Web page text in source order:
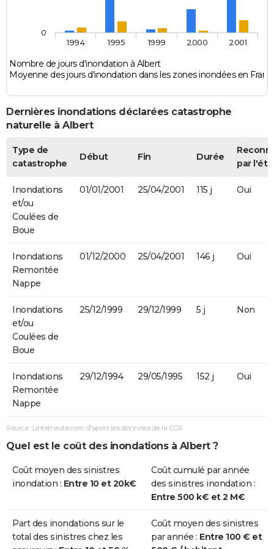
Nombre de jours d'inondation à Albert
Moyenne des jours d'inondation dans les zones inondées en
1994 1995 1999 2000 2001
0
Dernières inondations déclarées catastrophe
naturelle à Albert
Type de
catastrophe
Début Fin Durée
par
Inondations
et/ou
Coulées de
Boue
01/01/2001 25/04/2001 115 j Oui
Inondations
Remontée
Nappe
01/12/2000 25/04/2001 146 j Oui
Inondations
et/ou
Coulées de
Boue
25/12/1999 29/12/1999 5 j Non
Inondations
Remontée
Nappe
29/12/1994 29/05/1995 152 j Oui
Source : Linternaute.com d'après les données de la CCR
Quel est le coût des inondations à Albert ?
Coût moyen des sinistres
inondation : Entre 10 et 20k€
Coût cumulé par année
des sinistres inondation :
Entre 500 k€ et 2 M€
Part des inondations sur le
total des sinistres chez les
Coût moyen des sinistres
par année : Entre 100 € et